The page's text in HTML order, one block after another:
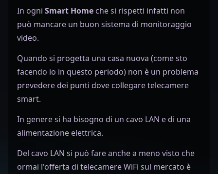
In ogni Smart Home che si rispetti infatti non
può mancare un buon sistema di monitoraggio
video.
Quando si progetta una casa nuova (come sto
facendo io in questo periodo) non è un problema
prevedere dei punti dove collegare telecamere
smart.
In genere si ha bisogno di un cavo LAN e di una
alimentazione elettrica.
Del cavo LAN si può fare anche a meno visto che
ormai l'offerta di telecamere WiFi sul mercato è